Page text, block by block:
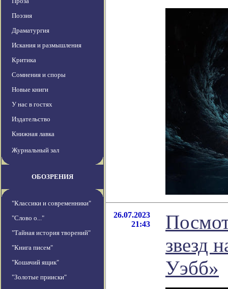
Поэзия
Драматургия
Искания и размышления
Критика
Сомнения и споры
Новые книги
У нас в гостях
Издательство
Книжная лавка
Журнальный зал
ОБОЗРЕНИЯ
"Классики и современники"
"Слово о..."
"Тайная история творений"
"Книга писем"
"Кошачий ящик"
"Золотые прииски"
26.07.2023
21:43
звезд
Уэбб»